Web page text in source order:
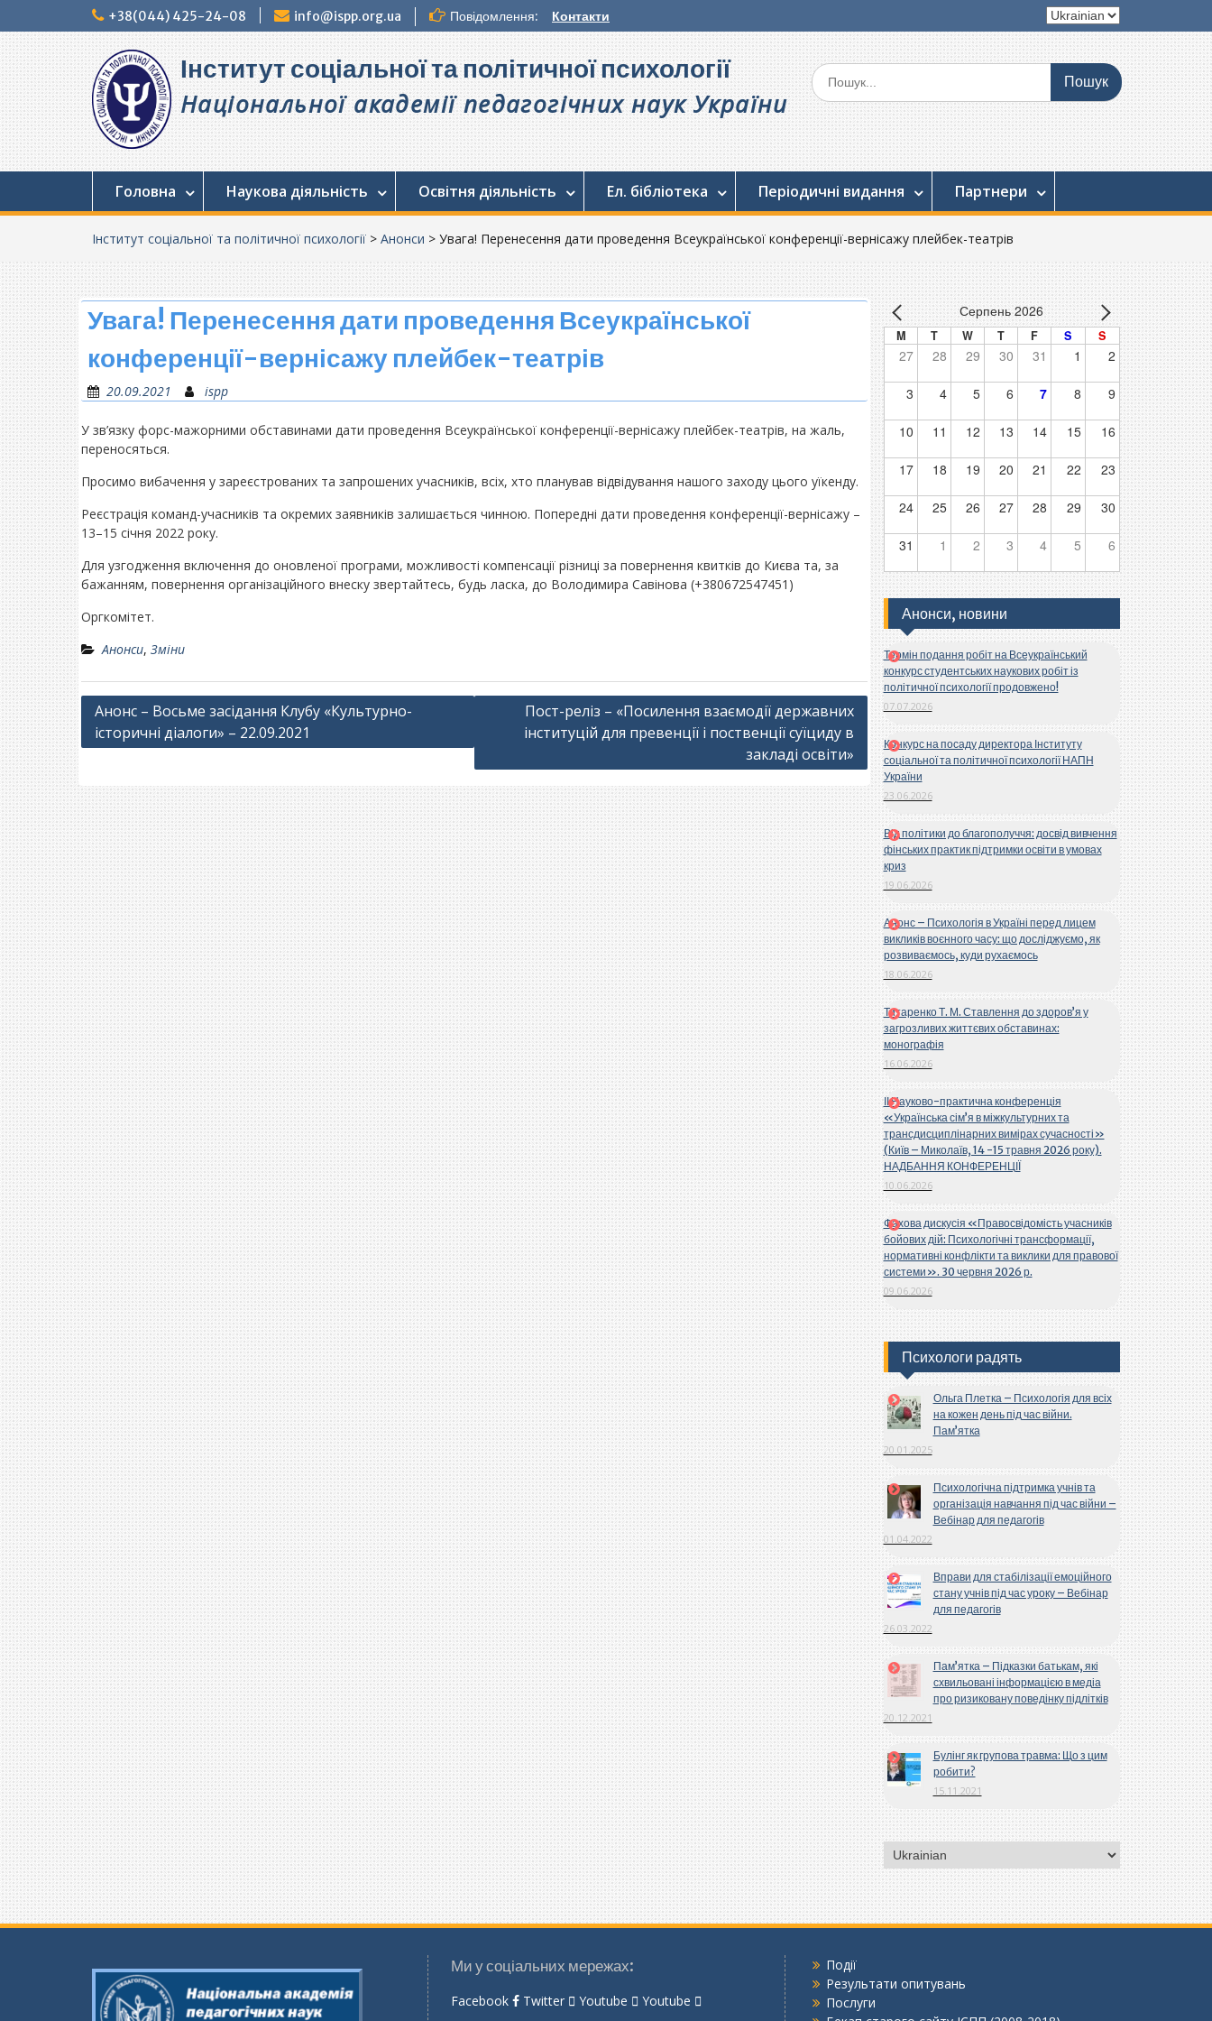
до
+38(044) 425-24-08 info@ispp.org.ua Повідомлення: Контакти
Вибрати
мову
Інститут соціальної та політичної психології
Національної академії педагогічних наук України
Шукати:
Головна Наукова діяльність Освітня діяльність Ел. бібліотека Періодичні видання Партнери
Інститут соціальної та політичної психології > Анонси > Увага! Перенесення дати проведення Всеукраїнської конференції-вернісажу плейбек-театрів
Увага! Перенесення дати проведення Всеукраїнської
конференції-вернісажу плейбек-театрів
20.09.2021 ispp
У зв’язку форс-мажорними обставинами дати проведення Всеукраїнської конференції-вернісажу плейбек-театрів, на жаль,
переносяться.
Просимо вибачення у зареєстрованих та запрошених учасників, всіх, хто планував відвідування нашого заходу цього уїкенду.
Реєстрація команд-учасників та окремих заявників залишається чинною. Попередні дати проведення конференції-вернісажу –
13–15 січня 2022 року.
Для узгодження включення до оновленої програми, можливості компенсації різниці за повернення квитків до Києва та, за
бажанням, повернення організаційного внеску звертайтесь, будь ласка, до Володимира Савінова (+380672547451)
Оргкомітет.
Анонси, Зміни
Навігація
записів
Анонс – Восьме засідання Клубу «Культурно-
історичні діалоги» – 22.09.2021
Пост-реліз – «Посилення взаємодії державних
інституцій для превенції і поственції суїциду в
закладі освіти»
Серпень 2026
M T W T F S S
27 28 29 30 31 1 2
3 4 5 6 7 8 9
10 11 12 13 14 15 16
17 18 19 20 21 22 23
24 25 26 27 28 29 30
31 1 2 3 4 5 6
Анонси, новини
Термін подання робіт на Всеукраїнський
конкурс студентських наукових робіт із
політичної психології продовжено!
07.07.2026
Конкурс на посаду директора Інституту
соціальної та політичної психології НАПН
України
23.06.2026
Від політики до благополуччя: досвід вивчення
фінських практик підтримки освіти в умовах
криз
19.06.2026
Анонс – Психологія в Україні перед лицем
викликів воєнного часу: що досліджуємо, як
розвиваємось, куди рухаємось
18.06.2026
Титаренко Т. М. Ставлення до здоров’я у
загрозливих життєвих обставинах:
монографія
16.06.2026
ІІ Науково-практична конференція
«Українська сім’я в міжкультурних та
трансдисциплінарних вимірах сучасності»
(Київ – Миколаїв, 14 -15 травня 2026 року).
НАДБАННЯ КОНФЕРЕНЦІЇ
10.06.2026
Фахова дискусія «Правосвідомість учасників
бойових дій: Психологічні трансформації,
нормативні конфлікти та виклики для правової
системи». 30 червня 2026 р.
09.06.2026
Психологи радять
Ольга Плетка – Психологія для всіх
на кожен день під час війни.
Пам’ятка
20.01.2025
Психологічна підтримка учнів та
організація навчання під час війни –
Вебінар для педагогів
01.04.2022
Вправи для стабілізації емоційного
стану учнів під час уроку – Вебінар
для педагогів
26.03.2022
Пам’ятка – Підказки батькам, які
схвильовані інформацією в медіа
про ризиковану поведінку підлітків
20.12.2021
Булінг як групова травма: Що з цим
робити?
15.11.2021
Вибрати
мову
Ми у соціальних мережах:
Facebook Twitter Youtube Youtube
Події
Результати опитувань
Послуги